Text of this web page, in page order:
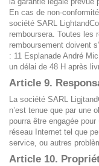
En cas de non-
société SARL
remboursera. Toutes les
remboursement doivent
: 11 Esplanade André
un délai de 48 H après
Article 9.
La société SARL
n’est tenue que par une
pourra être engagée
réseau Internet tel que
service, ou autres
Article 10.